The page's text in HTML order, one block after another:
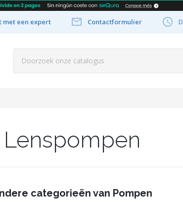
met een expert  Contactformulier 
Lenspompen
categorieën van Pompen